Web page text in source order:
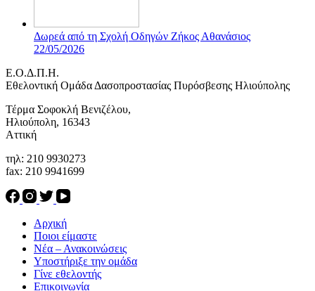
Δωρεά από τη Σχολή Οδηγών Ζήκος Αθανάσιος
22/05/2026
Ε.Ο.Δ.Π.Η.
Eθελοντική Ομάδα Δασοπροστασίας Πυρόσβεσης Ηλιούπολης
Τέρμα Σοφοκλή Βενιζέλου,
Ηλιούπολη, 16343
Αττική
τηλ: 210 9930273
fax: 210 9941699
Αρχική
Ποιοι είμαστε
Νέα – Ανακοινώσεις
Υποστήριξε την ομάδα
Γίνε εθελοντής
Επικοινωνία